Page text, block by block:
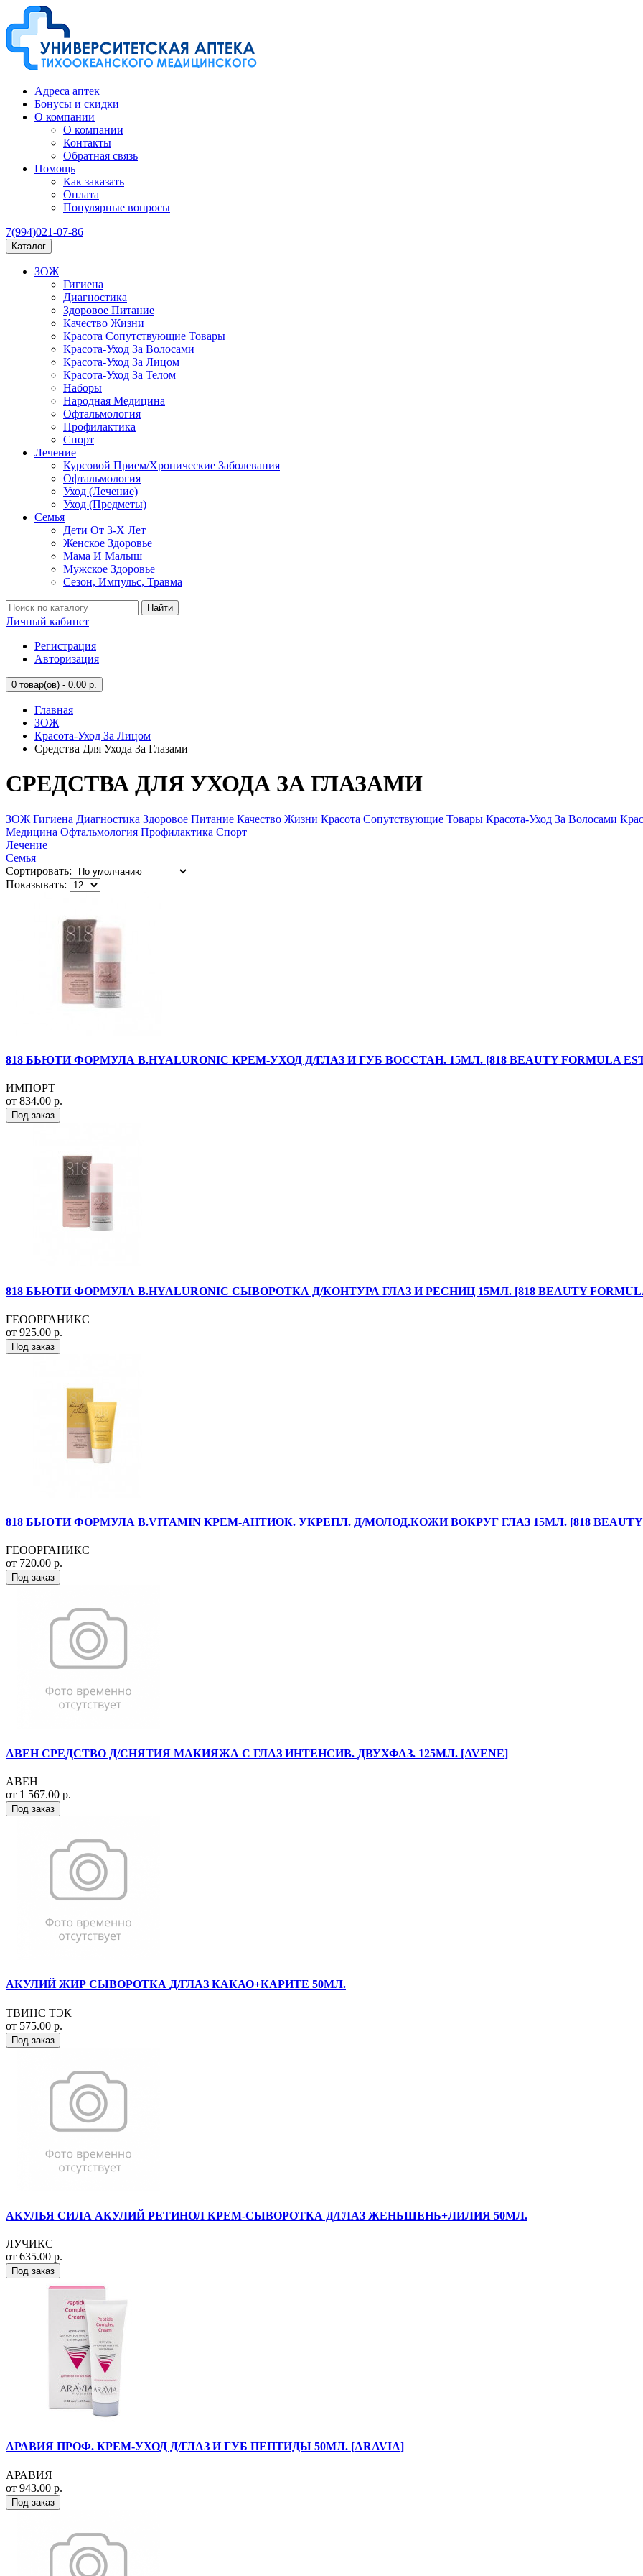
Адреса аптек
Бонусы и скидки
О компании
О компании
Контакты
Обратная связь
Помощь
Как заказать
Оплата
Популярные вопросы
7(994)021-07-86
Каталог
ЗОЖ
Гигиена
Диагностика
Здоровое Питание
Качество Жизни
Красота Сопутствующие Товары
Красота-Уход За Волосами
Красота-Уход За Лицом
Красота-Уход За Телом
Наборы
Народная Медицина
Офтальмология
Профилактика
Спорт
Лечение
Курсовой Прием/Хронические Заболевания
Офтальмология
Уход (Лечение)
Уход (Предметы)
Семья
Дети От 3-Х Лет
Женское Здоровье
Мама И Малыш
Мужское Здоровье
Сезон, Импульс, Травма
Найти
Личный кабинет
Регистрация
Авторизация
0 товар(ов) - 0.00 р.
Главная
ЗОЖ
Красота-Уход За Лицом
Средства Для Ухода За Глазами
СРЕДСТВА ДЛЯ УХОДА ЗА ГЛАЗАМИ
ЗОЖ Гигиена Диагностика Здоровое Питание Качество Жизни Красота Сопутствующие Товары Красота-Уход За Волосами
Медицина Офтальмология Профилактика Спорт
Лечение
Семья
Сортировать:
Показывать:
818 БЬЮТИ ФОРМУЛА B.HYALURONIC КРЕМ-УХОД Д/ГЛАЗ И ГУБ ВОССТАН. 15МЛ. [818 BEAUTY FORMULA
ИМПОРТ
от 834.00 р.
Под заказ
818 БЬЮТИ ФОРМУЛА B.HYALURONIC СЫВОРОТКА Д/КОНТУРА ГЛАЗ И РЕСНИЦ 15МЛ. [818 BEAUTY
ГЕООРГАНИКС
от 925.00 р.
Под заказ
818 БЬЮТИ ФОРМУЛА B.VITAMIN КРЕМ-АНТИОК. УКРЕПЛ. Д/МОЛОД.КОЖИ ВОКРУГ ГЛАЗ 15МЛ. [818 BEAUTY
ГЕООРГАНИКС
от 720.00 р.
Под заказ
АВЕН СРЕДСТВО Д/СНЯТИЯ МАКИЯЖА С ГЛАЗ ИНТЕНСИВ. ДВУХФАЗ. 125МЛ. [AVENE]
АВЕН
от 1 567.00 р.
Под заказ
АКУЛИЙ ЖИР СЫВОРОТКА Д/ГЛАЗ КАКАО+КАРИТЕ 50МЛ.
ТВИНС ТЭК
от 575.00 р.
Под заказ
АКУЛЬЯ СИЛА АКУЛИЙ РЕТИНОЛ КРЕМ-СЫВОРОТКА Д/ГЛАЗ ЖЕНЬШЕНЬ+ЛИЛИЯ 50МЛ.
ЛУЧИКС
от 635.00 р.
Под заказ
АРАВИЯ ПРОФ. КРЕМ-УХОД Д/ГЛАЗ И ГУБ ПЕПТИДЫ 50МЛ. [ARAVIA]
АРАВИЯ
от 943.00 р.
Под заказ